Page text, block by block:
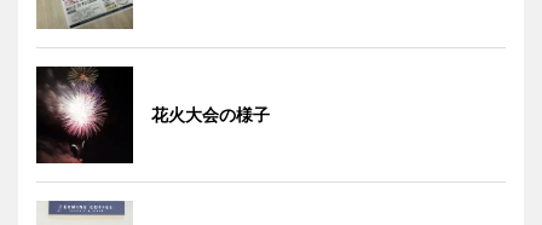
花火大会の様子